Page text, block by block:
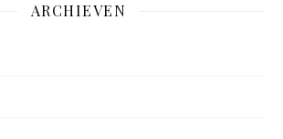
ARCHIEVEN